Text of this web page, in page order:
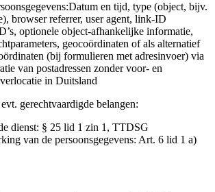
Datum en tijd, type (object, bijv.
browser referrer, user agent, link-ID
optionele object-afhankelijke informatie,
geocoördinaten of als alternatief
(bij formulieren met adresinvoer) via
van postadressen zonder voor- en
in Duitsland
gerechtvaardigde belangen:
dienst: § 25 lid 1 zin 1, TTDSG
van de persoonsgegevens: Art. 6 lid 1 a)